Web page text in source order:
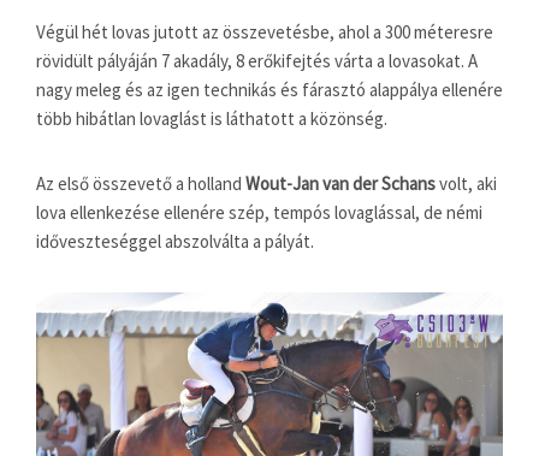
Végül hét lovas jutott az összevetésbe, ahol a 300 méteresre
rövidült pályáján 7 akadály, 8 erőkifejtés várta a lovasokat. A
nagy meleg és az igen technikás és fárasztó alappálya ellenére
több hibátlan lovaglást is láthatott a közönség.
Az első összevető a holland Wout-Jan van der Schansvolt, aki
lova ellenkezése ellenére szép, tempós lovaglással, de némi
időveszteséggel abszolválta a pályát.